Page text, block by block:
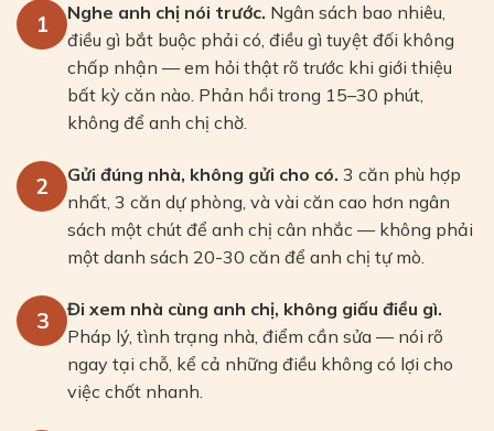
1 Nghe anh chị nói trước. Ngân sách bao nhiêu,
điều gì bắt buộc phải có, điều gì tuyệt đối không
chấp nhận — em hỏi thật rõ trước khi giới thiệu
bất kỳ căn nào. Phản hồi trong 15–30 phút,
không để anh chị chờ.
2 Gửi đúng nhà, không gửi cho có. 3 căn phù hợp
nhất, 3 căn dự phòng, và vài căn cao hơn ngân
sách một chút để anh chị cân nhắc — không phải
một danh sách 20-30 căn để anh chị tự mò.
3
Đi xem nhà cùng anh chị, không giấu điều gì.
Pháp lý, tình trạng nhà, điểm cần sửa — nói rõ
ngay tại chỗ, kể cả những điều không có lợi cho
việc chốt nhanh.